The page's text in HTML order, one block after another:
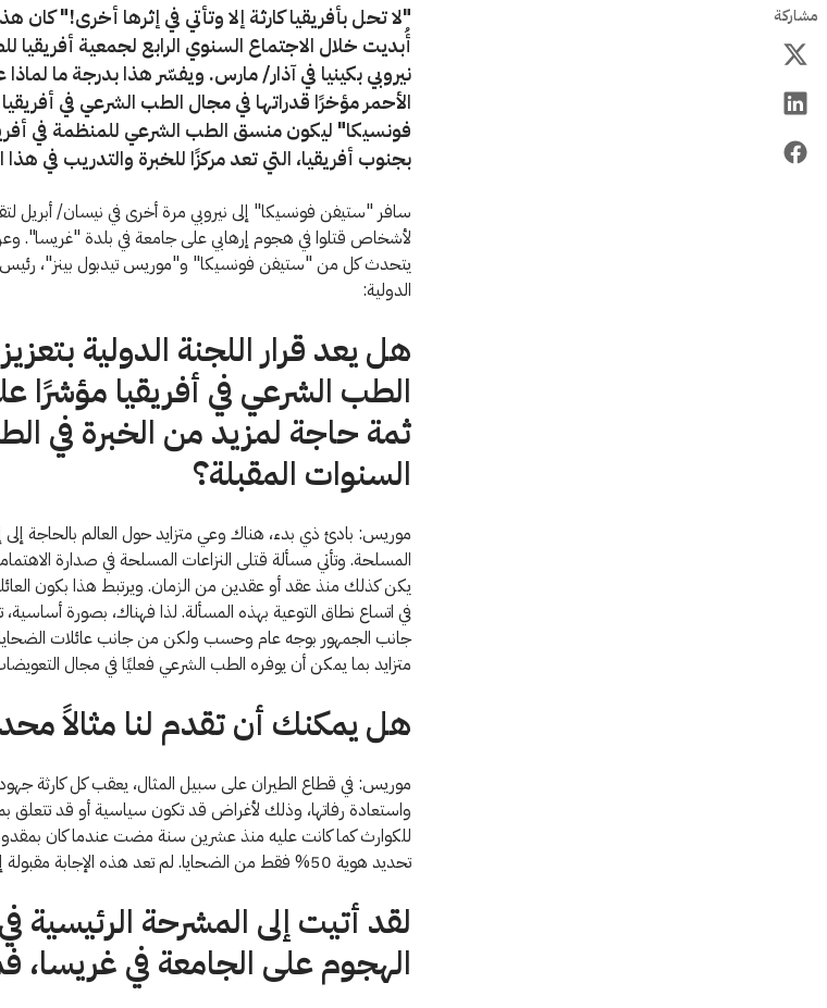
مشاركة
"لا تحل بأفريقيا كارثة إلا وتأتي في إثرها أخرى!" كان
أُبديت خلال الاجتماع السنوي الرابع لجمعية
نيروبي بكينيا في آذار/ مارس. ويفسّر هذا بدرجة ما
الأحمر مؤخرًا قدراتها في مجال الطب الشرعي في
فونسيكا" ليكون منسق الطب الشرعي للمنظمة في
بجنوب أفريقيا، التي تعد مركزًا للخبرة والتدريب في
لأشخاص قتلوا في هجوم إرهابي على جامعة في بلدة "غريسا".
يتحدث كل من "ستيفن فونسيكا" و"موريس تيدبول بينز"، رئيس
الدولية:
هل يعد قرار اللجنة الدولية
الطب الشرعي في أفريقيا مؤشرًا
ثمة حاجة لمزيد من الخبرة في
السنوات المقبلة؟
موريس: بادئ ذي بدء، هناك وعي متزايد حول العالم بالحاجة إلى
المسلحة. وتأتي مسألة قتلى النزاعات المسلحة في صدارة
يكن كذلك منذ عقد أو عقدين من الزمان. ويرتبط هذا بكون
في اتساع نطاق التوعية بهذه المسألة. لذا فهناك، بصورة
جانب الجمهور بوجه عام وحسب ولكن من جانب عائلات الضحايا
متزايد بما يمكن أن يوفره الطب الشرعي فعليًا في مجال
هل يمكنك أن تقدم لنا مثالاً
موريس: في قطاع الطيران على سبيل المثال، يعقب كل كارثة
واستعادة رفاتها، وذلك لأغراض قد تكون سياسية أو قد تتعلق
للكوارث كما كانت عليه منذ عشرين سنة مضت عندما كان
تحديد هوية 50% فقط من الضحايا. لم تعد هذه الإجابة مقبولة إطلاقًا هذه الأيام.
لقد أتيت إلى المشرحة الرئيسية
الهجوم على الجامعة في غريسا،